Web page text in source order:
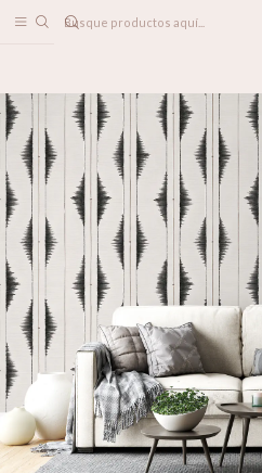
PAPELES MURALES TEXTILES